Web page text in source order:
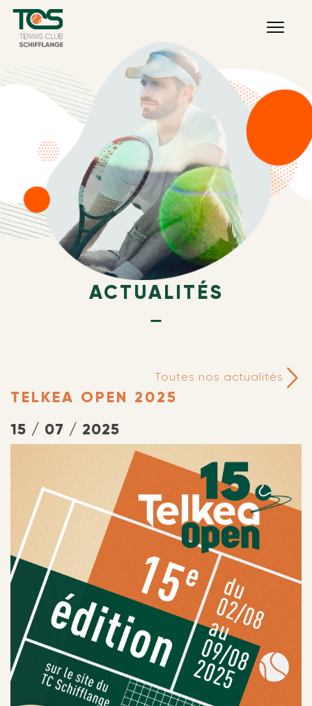
ACTUALITÉS
TELKEA OPEN 2025
15 / 07 / 2025
Toutes nos actualités